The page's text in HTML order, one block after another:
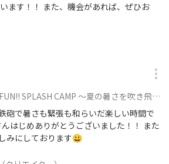
ます！！ また、機会があれば、ぜひお
SPLASH CAMP 〜夏の暑さを吹き飛ばす焚き火カフェイベント〜に参加
砲で暑さも緊張も和らいだ楽しい時間で
はじめありがとうございました！！ また
みにしております😀